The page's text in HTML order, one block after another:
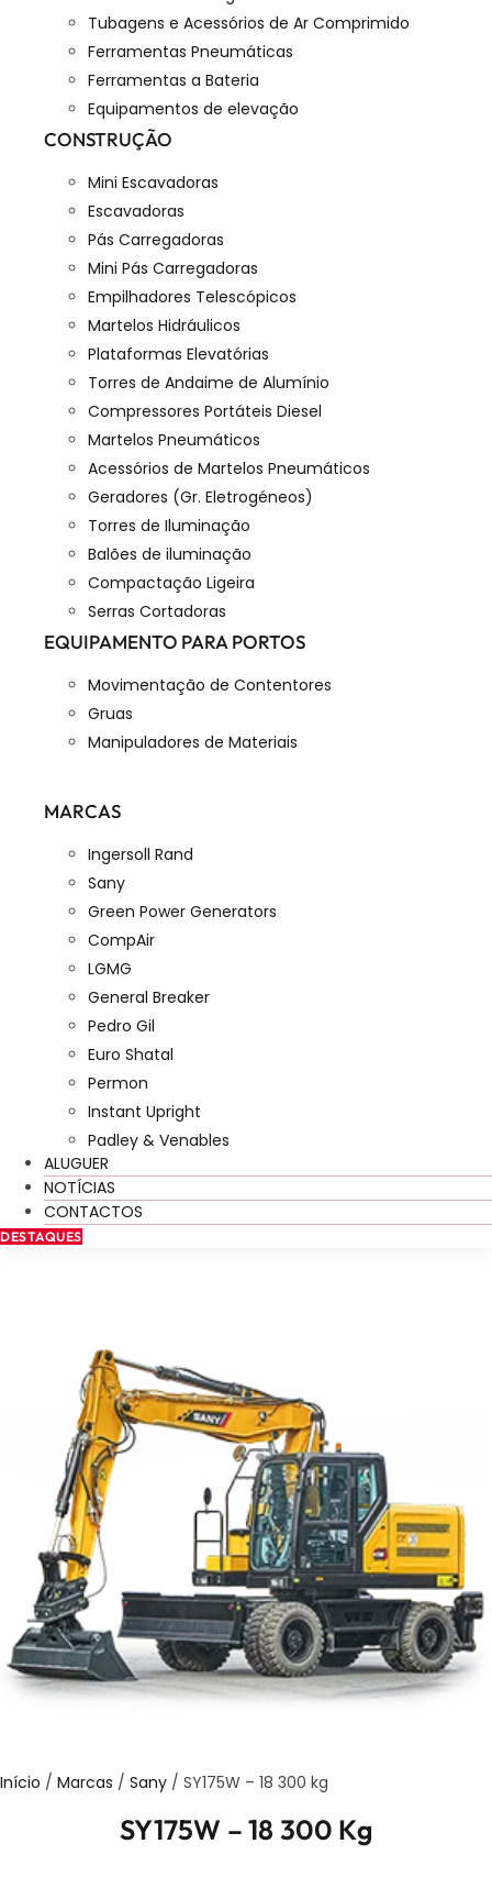
Tubagens e Acessórios de Ar Comprimido
Ferramentas Pneumáticas
Ferramentas a Bateria
Equipamentos de elevação
CONSTRUÇÃO
Mini Escavadoras
Escavadoras
Pás Carregadoras
Mini Pás Carregadoras
Empilhadores Telescópicos
Martelos Hidráulicos
Plataformas Elevatórias
Torres de Andaime de Alumínio
Compressores Portáteis Diesel
Martelos Pneumáticos
Acessórios de Martelos Pneumáticos
Geradores (Gr. Eletrogéneos)
Torres de Iluminação
Balões de iluminação
Compactação Ligeira
Serras Cortadoras
EQUIPAMENTO PARA PORTOS
Movimentação de Contentores
Gruas
Manipuladores de Materiais
MARCAS
Ingersoll Rand
Sany
Green Power Generators
CompAir
LGMG
General Breaker
Pedro Gil
Euro Shatal
Permon
Instant Upright
Padley & Venables
ALUGUER
NOTÍCIAS
CONTACTOS
DESTAQUES
Início / Marcas / Sany / SY175W – 18 300 kg
SY175W – 18 300 Kg